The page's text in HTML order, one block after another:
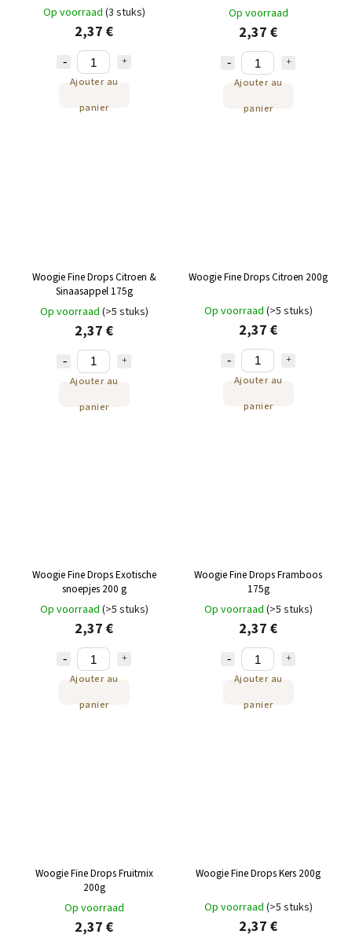
Op voorraad (3 stuks)
2,37 €
Ajouter au
panier
Op voorraad
2,37 €
Ajouter au
panier
Woogie Fine Drops Citroen &
Sinaasappel 175g
Op voorraad (>5 stuks)
2,37 €
Ajouter au
panier
Woogie Fine Drops Citroen 200g
Op voorraad (>5 stuks)
2,37 €
Ajouter au
panier
Woogie Fine Drops Exotische
snoepjes 200 g
Op voorraad (>5 stuks)
2,37 €
Ajouter au
panier
Woogie Fine Drops Framboos
175g
Op voorraad (>5 stuks)
2,37 €
Ajouter au
panier
Woogie Fine Drops Fruitmix
200g
Op voorraad
2,37 €
Woogie Fine Drops Kers 200g
Op voorraad (>5 stuks)
2,37 €